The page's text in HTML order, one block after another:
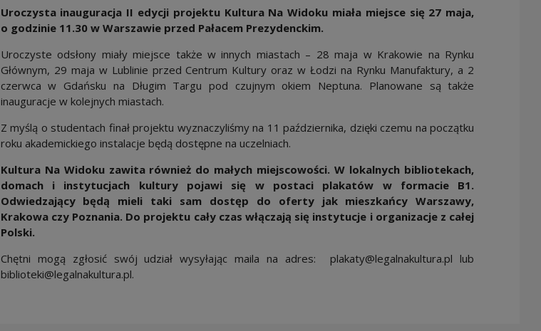
Uroczysta inauguracja II edycji projektu Kultura Na Widoku miała miejsce się 27 maja,
o godzinie 11.30 w Warszawie przed Pałacem Prezydenckim.
Uroczyste odsłony miały miejsce także w innych miastach – 28 maja w Krakowie na Rynku
Głównym, 29 maja w Lublinie przed Centrum Kultury oraz w Łodzi na Rynku Manufaktury, a 2
czerwca w Gdańsku na Długim Targu pod czujnym okiem Neptuna. Planowane są także
inauguracje w kolejnych miastach.
Z myślą o studentach finał projektu wyznaczyliśmy na 11 października, dzięki czemu na początku
roku akademickiego instalacje będą dostępne na uczelniach.
Kultura Na Widoku zawita również do małych miejscowości. W lokalnych bibliotekach,
domach i instytucjach kultury pojawi się w postaci plakatów w formacie B1.
Odwiedzający będą mieli taki sam dostęp do oferty jak mieszkańcy Warszawy,
Krakowa czy Poznania. Do projektu cały czas włączają się instytucje i organizacje z całej
Polski.
Chętni mogą zgłosić swój udział wysyłając maila na adres: plakaty@legalnakultura.pl lub
biblioteki@legalnakultura.pl.